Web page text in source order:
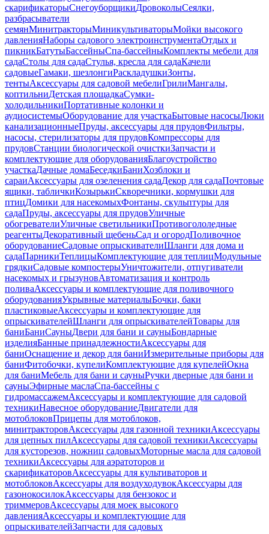
скарификаторыСнегоуборщикиДровоколыСеялки,
разбрасыватели
семянМинитракторыМиникультиваторыМойки высокого
давленияНаборы садового электроинструментаОтдых и
пикникБатутыБассейныСпа-бассейныКомплекты мебели для
садаСтолы для садаСтулья, кресла для садаКачели
садовыеГамаки, шезлонгиРаскладушкиЗонты,
тентыАксессуары для садовой мебелиГрилиМангалы,
коптильниДетская площадкаСумки-
холодильникиПортативные колонки и
аудиосистемыОборудование для участкаБытовые насосыЛюки
канализационныеПруды, аксессуары для прудовФильтры,
насосы, стерилизаторы для прудовКомпрессоры для
прудовСтанции биологической очисткиЗапчасти и
комплектующие для оборудованияБлагоустройство
участкаДачные домаБеседкиБаниХозблоки и
сараиАксессуары для озеленения садаДекор для садаПочтовые
ящики, табличкиКозырькиСкворечники, кормушки для
птицДомики для насекомыхФонтаны, скульптуры для
садаПруды, аксессуары для прудовУличные
обогревателиУличные светильникиПротивогололедные
реагентыДекоративный щебеньСад и огородПоливочное
оборудованиеСадовые опрыскивателиШланги для дома и
садаПарникиТеплицыКомплектующие для теплицМодульные
грядкиСадовые компостерыУничтожители, отпугиватели
насекомых и грызуновАвтоматизация и контроль
поливаАксессуары и комплектующие для поливочного
оборудованияУкрывные материалыБочки, баки
пластиковыеАксессуары и комплектующие для
опрыскивателейШланги для опрыскивателейТовары для
баниБаниСауныДвери для бани и сауныБондарные
изделияБанные принадлежностиАксессуары для
баниОснащение и декор для баниИзмерительные приборы для
баниФитобочки, купелиКомплектующие для купелейОкна
для баниМебель для бани и сауныРучки дверные для бани и
сауныЭфирные маслаСпа-бассейны с
гидромассажемАксессуары и комплектующие для садовой
техникиНавесное оборудованиеДвигатели для
мотоблоковПрицепы для мотоблоков,
минитракторовАксессуары для газонной техникиАксессуары
для цепных пилАксессуары для садовой техникиАксессуары
для кусторезов, ножниц садовыхМоторные масла для садовой
техникиАксессуары для аэратоторов и
скарификаторовАксессуары для культиваторов и
мотоблоковАксессуары для воздуходувокАксессуары для
газонокосилокАксессуары для бензокос и
триммеровАксессуары для моек высокого
давленияАксессуары и комплектующие для
опрыскивателейЗапчасти для садовых